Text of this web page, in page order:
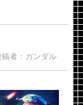
稿者：ガンダル